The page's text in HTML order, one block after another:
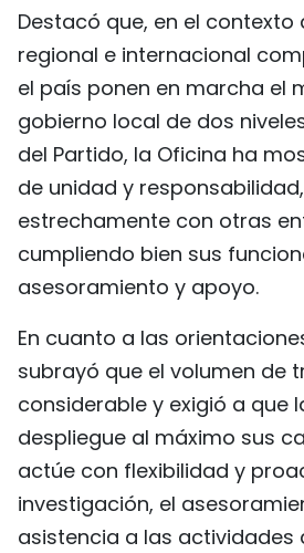
Destacó que, en el contexto
regional e internacional
el país ponen en marcha el
gobierno local de dos
del Partido, la Oficina ha
de unidad y
estrechamente con otras
cumpliendo bien sus
asesoramiento y apoyo.
En cuanto a las
subrayó que el volumen de
considerable y exigió a que
despliegue al máximo sus
actúe con flexibilidad y
investigación, el
asistencia a las actividades